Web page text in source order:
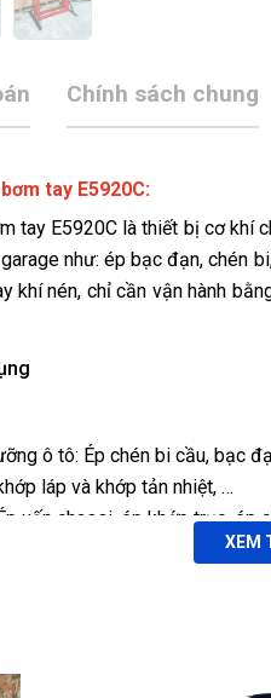
Chính sách chung
tay E5920C:
tay E5920C là thiết bị cơ khí
như: ép bạc đạn, chén
khí nén, chỉ cần vận hành
ô tô: Ép chén bi cầu, bạc
láp và khớp tản nhiệt, …
uốn chassi, ép khớp trục, ép
đặt bánh: Ép bạc đạn
Service): Máy có bánh dễ di
XEM